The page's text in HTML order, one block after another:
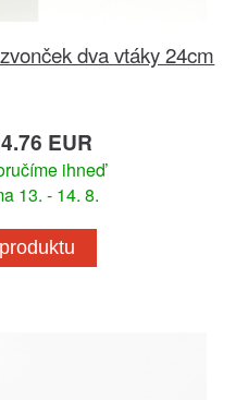
dva vtáky 24cm
EUR
ihneď
13. - 14. 8.